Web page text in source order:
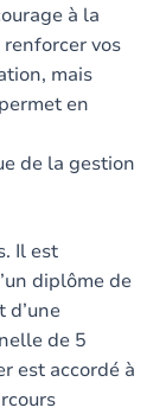
à la
vos
mais
en
de la gestion
Il est
diplôme de
d’une
de 5
est accordé à